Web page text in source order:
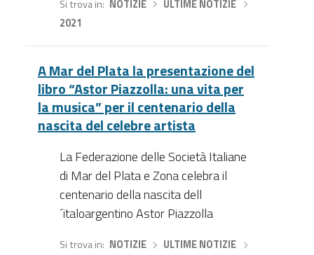
Si trova in NOTIZIE› ULTIME NOTIZIE
2021
A Mar del Plata la presentazione del
libro “Astor Piazzolla: una vita per
la musica” per il centenario della
nascita del celebre artista
La Federazione delle Società Italiane
di Mar del Plata e Zona celebra il
centenario della nascita dell
´italoargentino Astor Piazzolla
Si trova in NOTIZIE› ULTIME NOTIZIE